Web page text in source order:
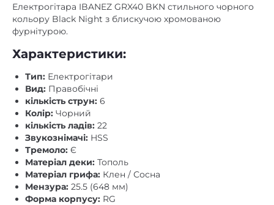
Тремоло:Є
Матеріал деки:Тополь
Матеріал грифа:
Форма корпусу:RG
Тип кріплення грифа:
Профіль грифа:GRX
Регулятори:1 гучність, 1 тон, 5-позиційний
перемикач
Бридж:Ibanez T106
Колки:Хромовані
Інкрустація:На грифі у вигляді білих точок
Додатково:
Гарантія: 12 місяців (на механічні компоненти)